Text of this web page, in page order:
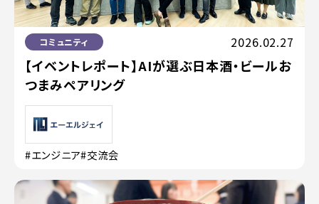
コミュニティ 2026.02.27
【イベントレポート】AIが選ぶ日本酒・ビールお
つまみペアリング
#エンジニア#交流会